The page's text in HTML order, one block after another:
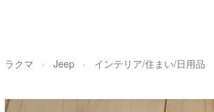
ラクマ Jeep インテリア/住まい/日用品